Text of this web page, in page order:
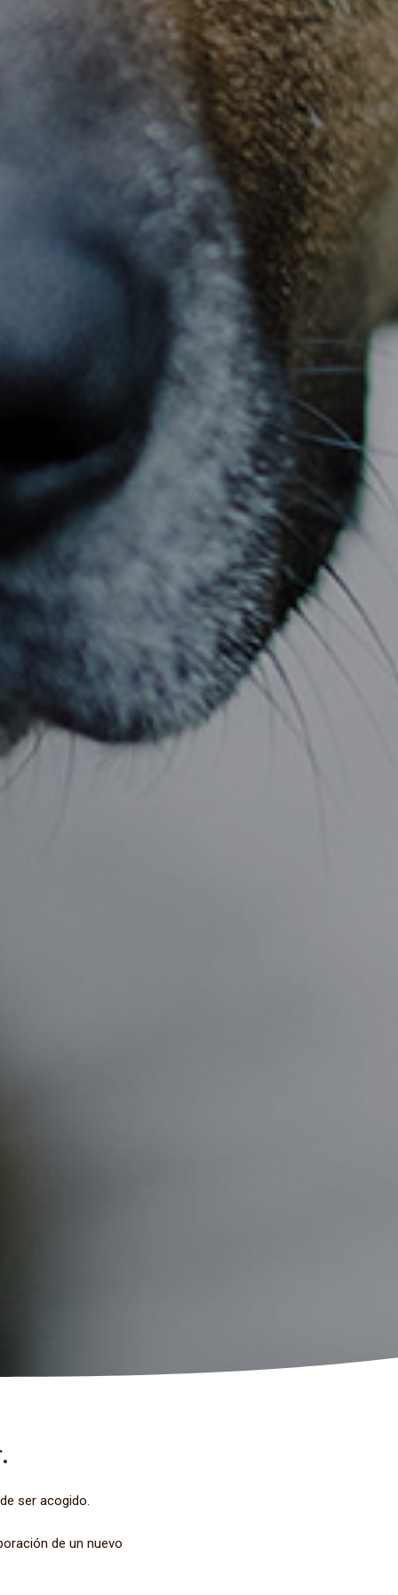
ser acogido.
de un nuevo